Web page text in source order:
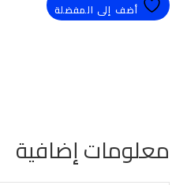
أضف إلى المفضلة
معلومات إضافية